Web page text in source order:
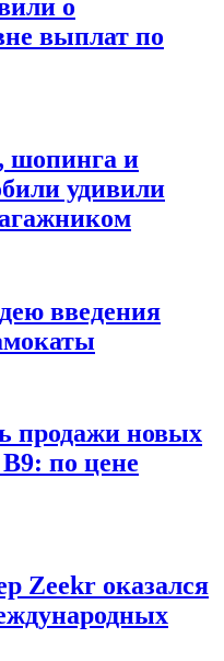
о
выплат по
шопинга и
удивили
введения
продажи новых
по цене
Zeekr оказался